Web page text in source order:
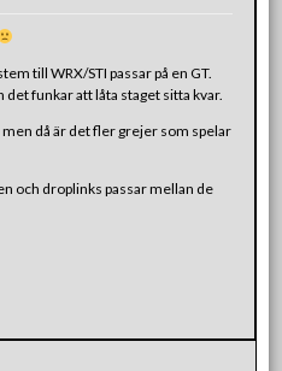
till WRX/STI passar på en GT.
funkar att låta staget sitta kvar.
då är det fler grejer som spelar
och droplinks passar mellan de